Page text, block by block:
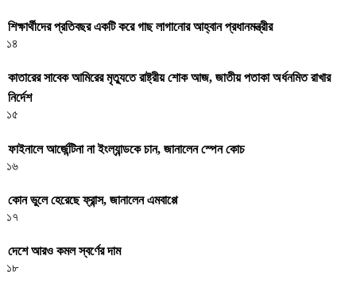
শিক্ষার্থীদের প্রতিবছর একটি করে গাছ লাগানোর আহ্বান প্রধানমন্ত্রীর
১৪
কাতারের সাবেক আমিরের মৃত্যুতে রাষ্ট্রীয় শোক আজ, জাতীয় পতাকা অর্ধনমিত রাখার
নির্দেশ
১৫
ফাইনালে আর্জেন্টিনা না ইংল্যান্ডকে চান, জানালেন স্পেন কোচ
১৬
কোন ভুলে হেরেছে ফ্রান্স, জানালেন এমবাপ্পে
১৭
দেশে আরও কমল স্বর্ণের দাম
১৮